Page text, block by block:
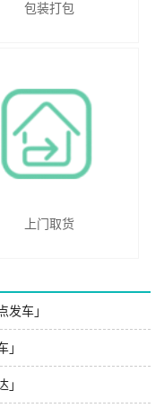
包装打包
上门取货
发车」